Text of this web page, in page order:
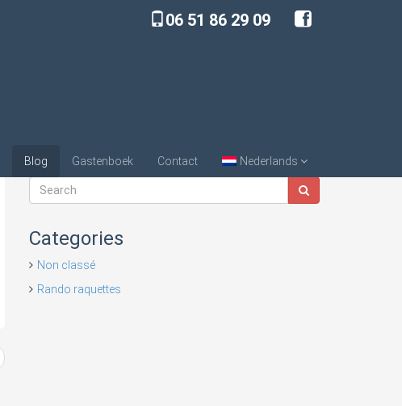
06 51 86 29 09
Blog Gastenboek Contact Nederlands
Categories
Non classé
Rando raquettes